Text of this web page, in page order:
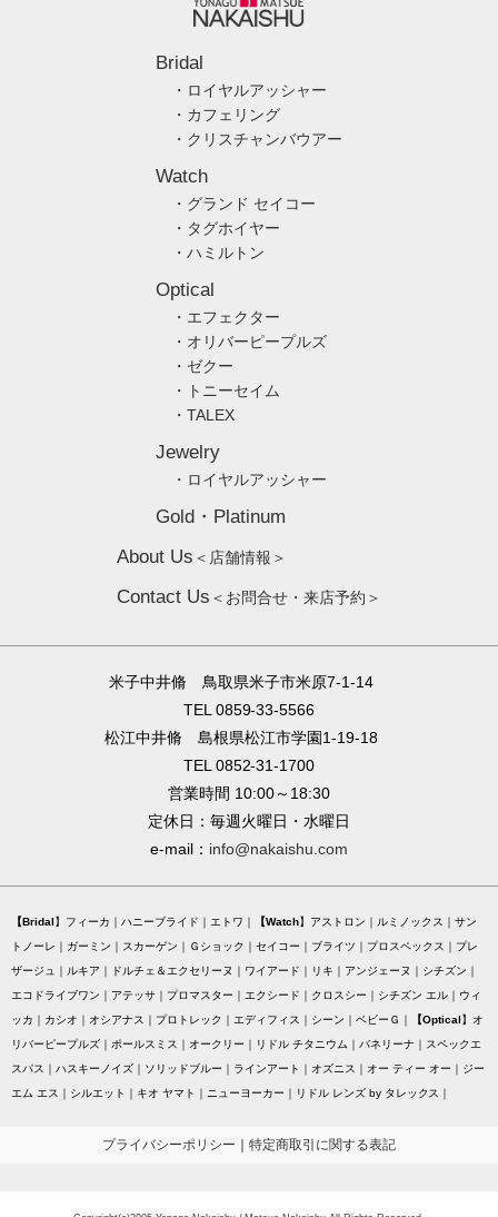
Bridal
・ロイヤルアッシャー
・カフェリング
・クリスチャンバウアー
Watch
・グランド セイコー
・タグホイヤー
・ハミルトン
Optical
・エフェクター
・オリバーピープルズ
・ゼクー
・トニーセイム
・TALEX
Jewelry
・ロイヤルアッシャー
Gold・Platinum
About Us ＜店舗情報＞
Contact Us ＜お問合せ・来店予約＞
米子中井脩 鳥取県米子市米原7-1-14
TEL 0859-33-5566
松江中井脩 島根県松江市学園1-19-18
TEL 0852-31-1700
営業時間 10:00～18:30
定休日：毎週火曜日・水曜日
e-mail： info@nakaishu.com
Bridal フィーカ ハニーブライド エトワ Watch アストロン ルミノックス
サン
トノーレ
ガーミン スカーゲン Ｇショック セイコー ブライツ プロスペックス
プレ
ザージュ
ルキア ドルチェ＆エクセリーヌ ワイアード リキ アンジェーヌ
シチズン
エコドライブワン
アテッサ プロマスター エクシード クロスシー シチズン エル
ウィ
ッカ
カシオ オシアナス プロトレック エディフィス シーン ベビーＧ Optical
オ
リバーピープルズ
ポールスミス オークリー リドル チタニウム バネリーナ
スペックエ
スパス
ハスキーノイズ ソリッドブルー ラインアート オズニス オー ティー オー
ジー
エム エス
シルエット キオ ヤマト ニューヨーカー リドル レンズ by タレックス
プライバシーポリシー 特定商取引に関する表記